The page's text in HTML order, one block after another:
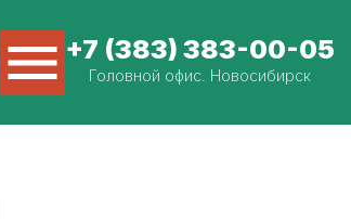
+7 (383) 383-00-05
Головной офис. Новосибирск